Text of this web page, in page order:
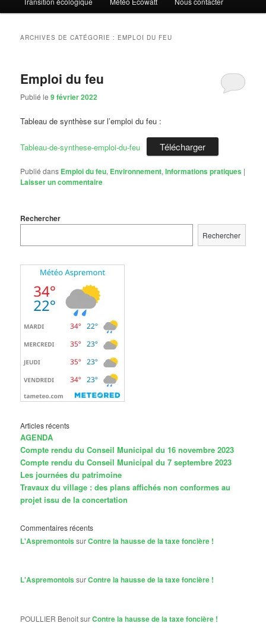
ARCHIVES DE CATÉGORIE : EMPLOI DU FEU
Emploi du feu
Publié le9 février 2022
Tableau de synthèse sur l’emploi du feu :
Tableau-de-synthese-emploi-du-feu Télécharger
Publié dans Emploi du feu, Environnement,Informations pratiques |
Laisser un commentaire
Rechercher
Rechercher
Articles récents
AGENDA
Compte rendu du Conseil Municipal du 16 novembre 2023
Compte rendu du Conseil Municipal du 7 septembre 2023
Les journées du patrimoine
Travaux du village : des plans affichés non conformes au
projet issu de la concertation
Commentaires récents
L'Aspremontois surContre la hausse de la taxe foncière !
L'Aspremontois surContre la hausse de la taxe foncière !
POULLIER BenoitsurContre la hausse de la taxe foncière !